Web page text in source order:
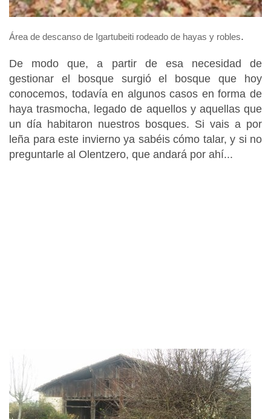
Área de descanso de Igartubeiti rodeado de hayas y robles.
De modo que, a partir de esa necesidad de
gestionar el bosque surgió el bosque que hoy
conocemos, todavía en algunos casos en forma de
haya trasmocha, legado de aquellos y aquellas que
un día habitaron nuestros bosques. Si vais a por
leña para este invierno ya sabéis cómo talar, y si no
preguntarle al Olentzero, que andará por ahí...